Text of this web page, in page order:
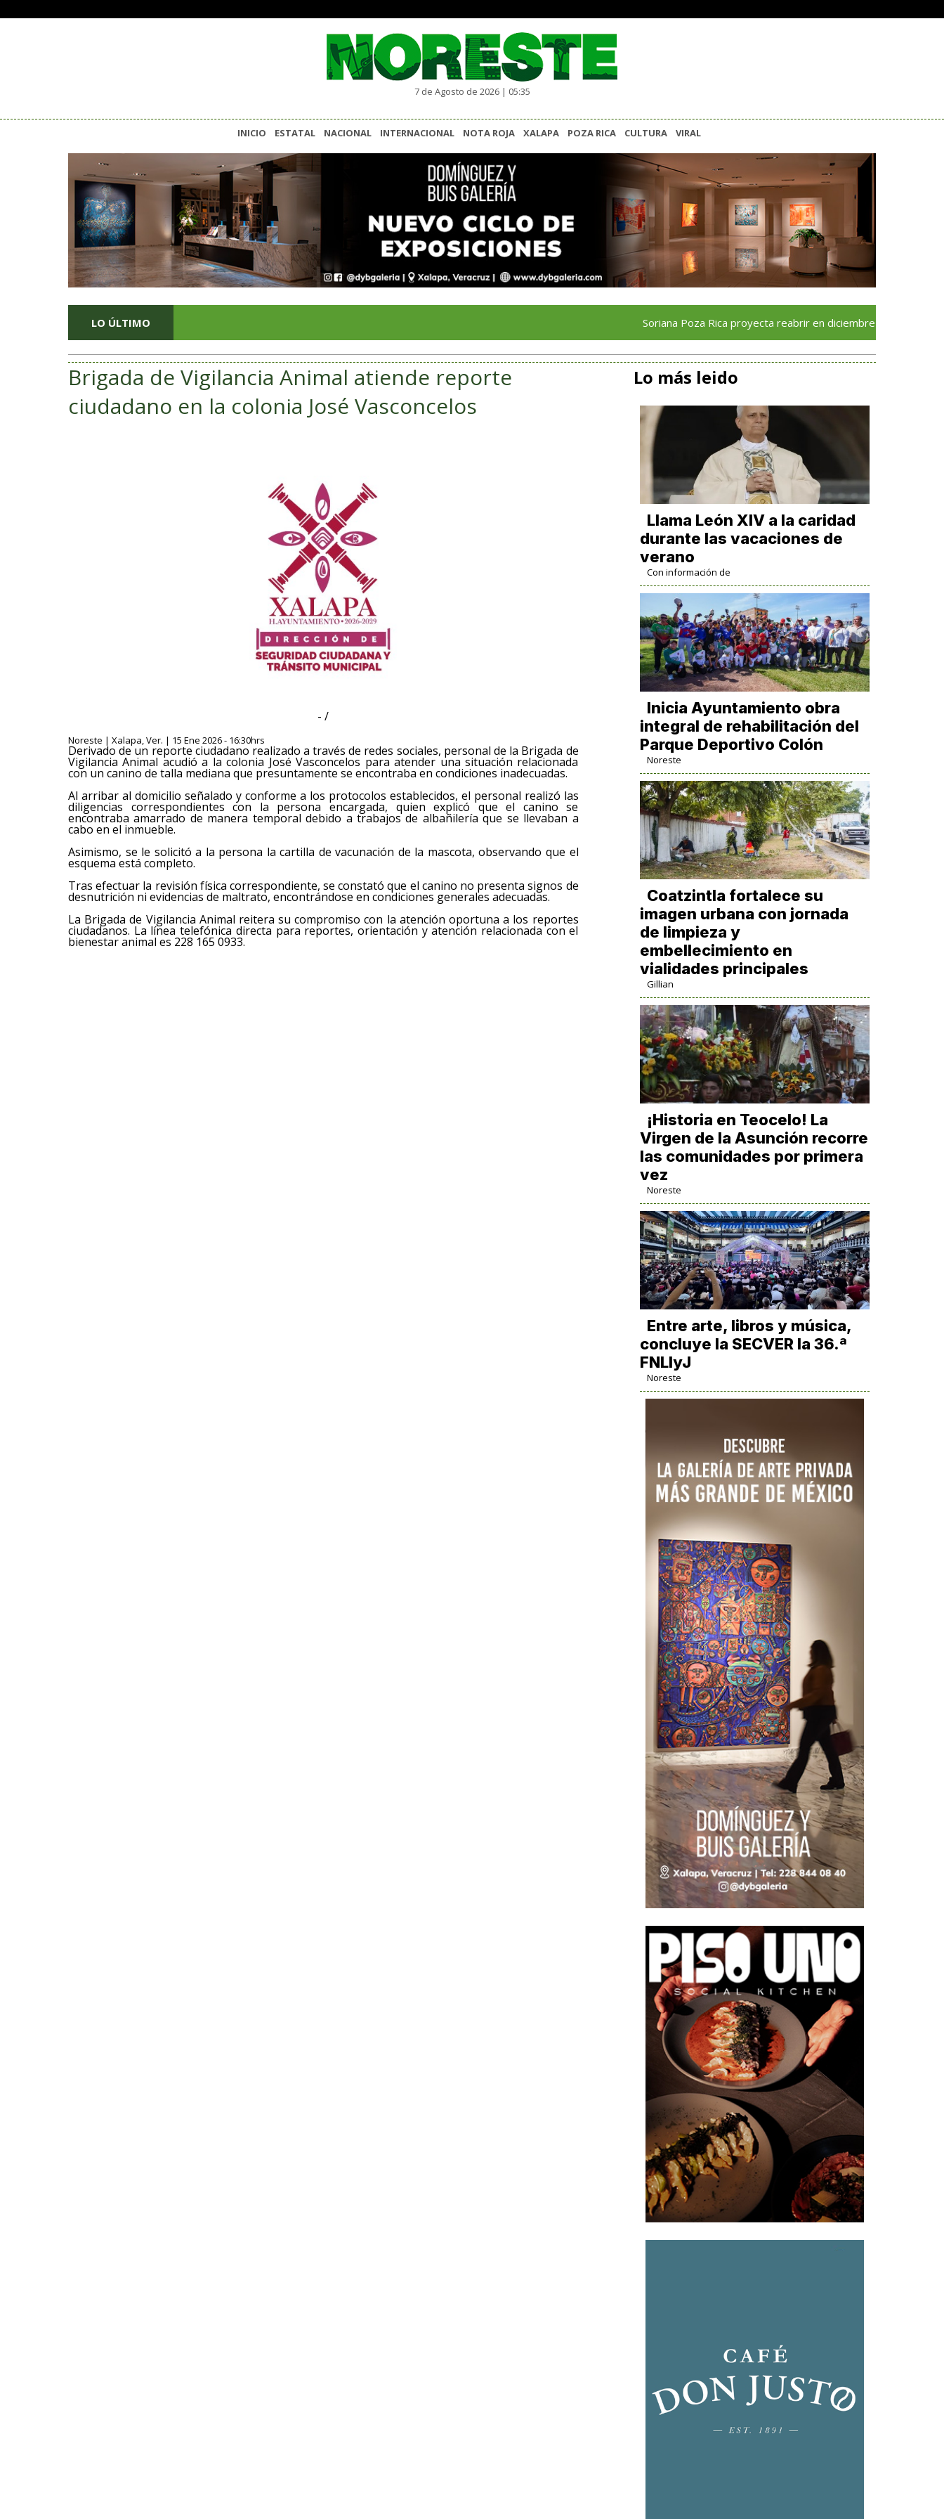
7 de Agosto de 2026 | 05:35
INICIO ESTATAL NACIONAL INTERNACIONAL NOTA ROJA XALAPA POZA RICA CULTURA VIRAL
LO ÚLTIMO Soriana Poza Rica proyecta reabrir en diciembre tras avance del 70 %
Brigada de Vigilancia Animal atiende reporte
ciudadano en la colonia José Vasconcelos
- /
Noreste | Xalapa, Ver. | 15 Ene 2026 - 16:30hrs
Derivado de un reporte ciudadano realizado a través de redes sociales, personal de la Brigada de
Vigilancia Animal acudió a la colonia José Vasconcelos para atender una situación relacionada
con un canino de talla mediana que presuntamente se encontraba en condiciones inadecuadas.
Al arribar al domicilio señalado y conforme a los protocolos establecidos, el personal realizó las
diligencias correspondientes con la persona encargada, quien explicó que el canino se
encontraba amarrado de manera temporal debido a trabajos de albañilería que se llevaban a
cabo en el inmueble.
Asimismo, se le solicitó a la persona la cartilla de vacunación de la mascota, observando que el
esquema está completo.
Tras efectuar la revisión física correspondiente, se constató que el canino no presenta signos de
desnutrición ni evidencias de maltrato, encontrándose en condiciones generales adecuadas.
La Brigada de Vigilancia Animal reitera su compromiso con la atención oportuna a los reportes
ciudadanos. La línea telefónica directa para reportes, orientación y atención relacionada con el
bienestar animal es 228 165 0933.
Lo más leido
Llama León XIV a la caridad
durante las vacaciones de
verano
Con información de
Inicia Ayuntamiento obra
integral de rehabilitación del
Parque Deportivo Colón
Noreste
Coatzintla fortalece su
imagen urbana con jornada
de limpieza y
embellecimiento en
vialidades principales
Gillian
​¡Historia en Teocelo! La
Virgen de la Asunción recorre
las comunidades por primera
vez
Noreste
Entre arte, libros y música,
concluye la SECVER la 36.ª
FNLIyJ
Noreste